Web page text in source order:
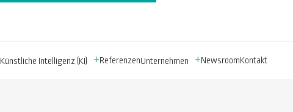
Künstliche Intelligenz (KI) ReferenzenUnternehmen NewsroomKontakt